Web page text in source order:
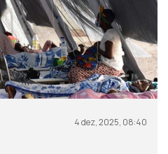
4 dez, 2025, 08:40